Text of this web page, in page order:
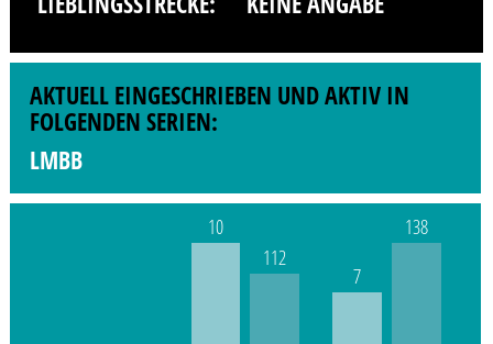
AKTUELL EINGESCHRIEBEN UND AKTIV IN
FOLGENDEN SERIEN:
LMBB
10
112
7
138